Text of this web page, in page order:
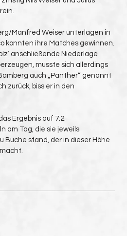
Manfred Weiser unterlagen in
konnten ihre Matches gewinnen.
anschließende Niederlage
musste sich allerdings
auch „Panther“ genannt
zurück, biss er in den
Ergebnis auf 7:2.
am Tag, die sie jeweils
Buche stand, der in dieser Höhe